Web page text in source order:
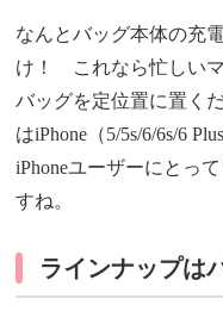
なんとバッグ本体の充
け！ これなら忙しい
バッグを定位置に置く
はiPhone（5/5s/6/6s/6
iPhoneユーザーにとっ
すね。
ラインナップは